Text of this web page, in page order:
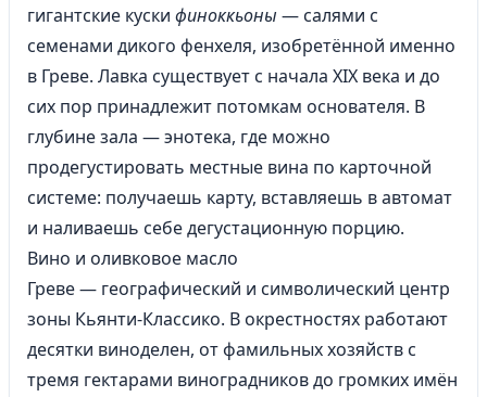
гигантские куски финоккьоны — салями с
семенами дикого фенхеля, изобретённой именно
в Греве. Лавка существует с начала XIX века и до
сих пор принадлежит потомкам основателя. В
глубине зала — энотека, где можно
продегустировать местные вина по карточной
системе: получаешь карту, вставляешь в автомат
и наливаешь себе дегустационную порцию.
Вино и оливковое масло
Греве — географический и символический центр
зоны Кьянти-Классико. В окрестностях работают
десятки виноделен, от фамильных хозяйств с
тремя гектарами виноградников до громких имён